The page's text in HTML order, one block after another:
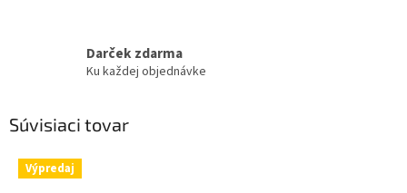
Darček zdarma
Ku každej objednávke
Súvisiaci tovar
Výpredaj